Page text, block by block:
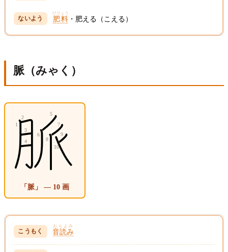
肥料
ひりょう
・肥える（こえる）
脈（みゃく）
「脈」 — 10 画
音読み
おんよみ